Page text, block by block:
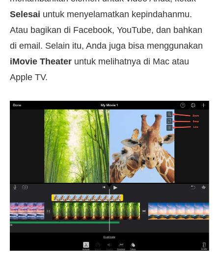
Selesai untuk menyelamatkan kepindahanmu.
Atau bagikan di Facebook, YouTube, dan bahkan
di email. Selain itu, Anda juga bisa menggunakan
iMovie Theater untuk melihatnya di Mac atau
Apple TV.